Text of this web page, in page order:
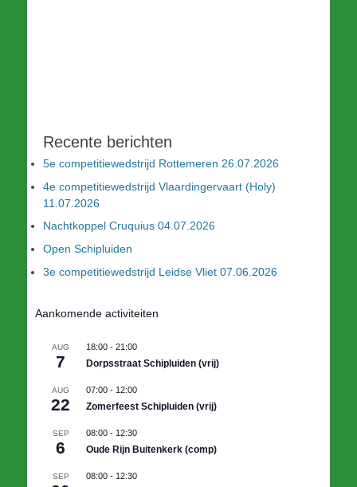
Recente berichten
5e competitiewedstrijd Rottemeren 26.07.2026
4e competitiewedstrijd Vlaardingervaart (Holy)
11.07.2026
Nachtkoppel Cruquius 04.07.2026
Open Schipluiden
3e competitiewedstrijd Leidse Vliet 07.06.2026
Aankomende activiteiten
AUG
7
18:00 - 21:00
Dorpsstraat Schipluiden (vrij)
AUG
22
07:00 - 12:00
Zomerfeest Schipluiden (vrij)
SEP
6
08:00 - 12:30
Oude Rijn Buitenkerk (comp)
SEP 08:00 - 12:30